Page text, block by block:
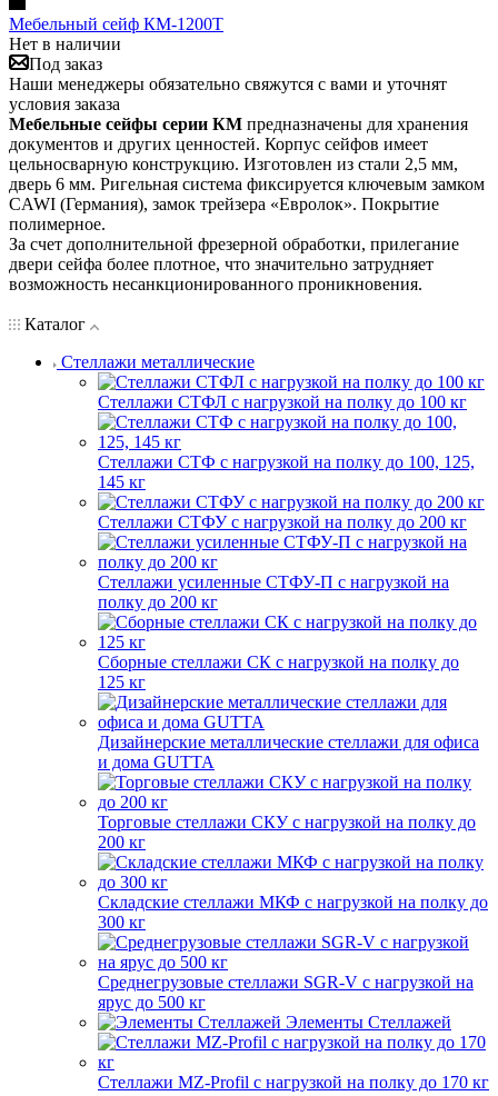
Мебельный сейф КМ-1200T
Нет в наличии
Под заказ
Наши менеджеры обязательно свяжутся с вами и уточнят
условия заказа
Мебельные сейфы серии КМ предназначены для хранения
документов и других ценностей. Корпус сейфов имеет
цельносварную конструкцию. Изготовлен из стали 2,5 мм,
дверь 6 мм. Ригельная система фиксируется ключевым замком
CAWI (Германия), замок трейзера «Евролок». Покрытие
полимерное.
За счет дополнительной фрезерной обработки, прилегание
двери сейфа более плотное, что значительно затрудняет
возможность несанкционированного проникновения.
Каталог
Стеллажи металлические
Стеллажи СТФЛ с нагрузкой на полку до 100 кг
Стеллажи СТФ с нагрузкой на полку до 100, 125,
145 кг
Стеллажи СТФУ с нагрузкой на полку до 200 кг
Стеллажи усиленные СТФУ-П с нагрузкой на
полку до 200 кг
Сборные стеллажи СК с нагрузкой на полку до
125 кг
Дизайнерские металлические стеллажи для офиса
и дома GUTTA
Торговые стеллажи СКУ с нагрузкой на полку до
200 кг
Складские стеллажи МКФ с нагрузкой на полку до
300 кг
Среднегрузовые стеллажи SGR-V с нагрузкой на
ярус до 500 кг
Элементы Стеллажей
Стеллажи MZ-Profil с нагрузкой на полку до 170 кг